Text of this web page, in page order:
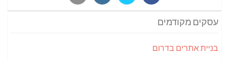
עסקים מקודמים
בניית אתרים בדרום